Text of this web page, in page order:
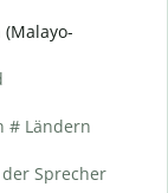
# Ländern
Sprecher